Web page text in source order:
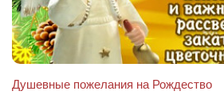
Душевные пожелания на Рождество